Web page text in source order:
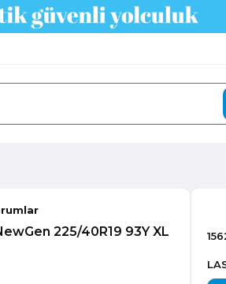
225/40R19 93Y XL